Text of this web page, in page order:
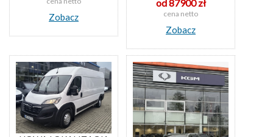
Zobacz
od 87900 zł
cena netto
Zobacz